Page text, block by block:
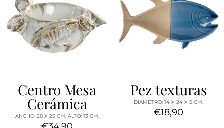
Centro Mesa
Cerámica
ANCHO: 28 X 25 CM. ALTO: 13 CM.
Pez texturas
DIÁMETRO: 14 X 24 X 5 CM.
€18,90